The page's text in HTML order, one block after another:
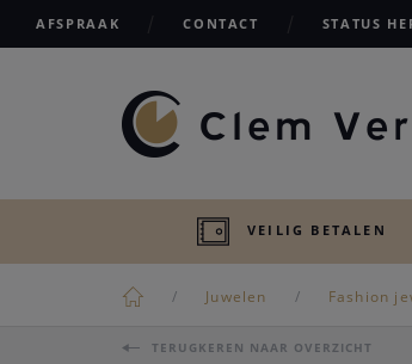
AFSPRAAK CONTACT STATUS
VEILIG BETALEN
Juwelen Fashion
TERUGKEREN NAAR OVERZICHT